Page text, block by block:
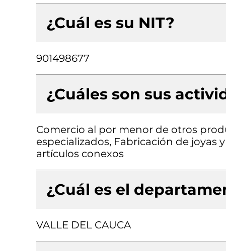
¿Cuál es su NIT?
901498677
¿Cuáles son sus
Comercio al por menor de otros
especializados, Fabricación de joyas
artículos conexos
¿Cuál es el
VALLE DEL CAUCA